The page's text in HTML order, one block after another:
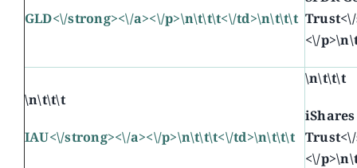
GLD<\/strong><\/a><\/p>\n\t\t\t<\/td>\n\t\t\t
<\/
\n\t\t\t
IAU<\/strong><\/a><\/p>\n\t\t\t<\/td>\n\t\t\t
\n\t\t\t
iShares
<\/